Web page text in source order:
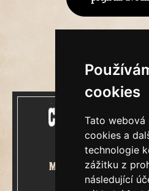
cookies
Tato webová
cookies a
technologie
zážitku z
následující
Mecenášem